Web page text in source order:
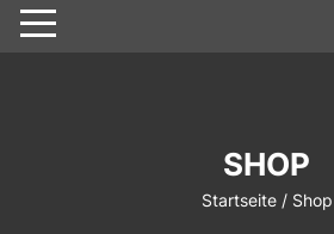
SHOP
Startseite/ Shop